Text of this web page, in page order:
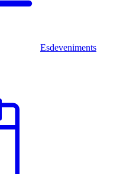
Esdeveniments